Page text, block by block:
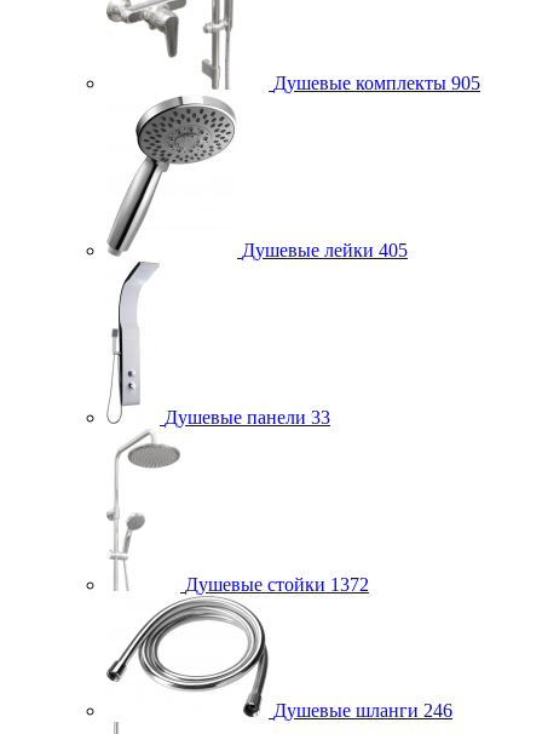
Душевые комплекты 905
Душевые лейки 405
Душевые панели 33
Душевые стойки 1372
Душевые шланги 246